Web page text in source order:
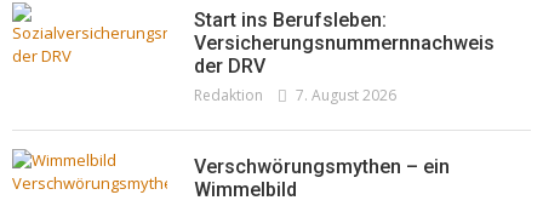
Pepe Jeans London mit Summer Sale und
neuer Kollektion
Redaktion
Woher kommt der Honig? – Neue EU-
Regeln gelten 14. Juni
Start ins Berufsleben:
Versicherungsnummernnachweis
der DRV
Redaktion 7. August 2026
Verschwörungsmythen – ein
Wimmelbild